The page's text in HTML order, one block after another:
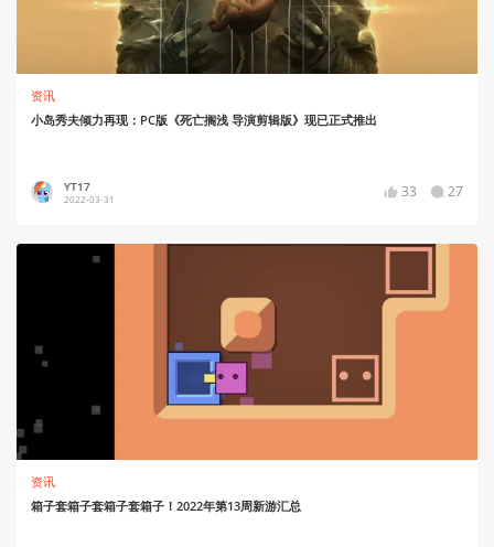
资讯
小岛秀夫倾力再现：PC版《死亡搁浅 导演剪辑版》现已正式推出
YT17
2022-03-31 33 27
资讯
箱子套箱子套箱子套箱子！2022年第13周新游汇总